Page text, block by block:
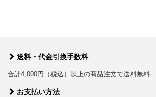
送料・代金引換手数料
合計4,000円（税込）以上の商品注文で送料無料
お支払い方法